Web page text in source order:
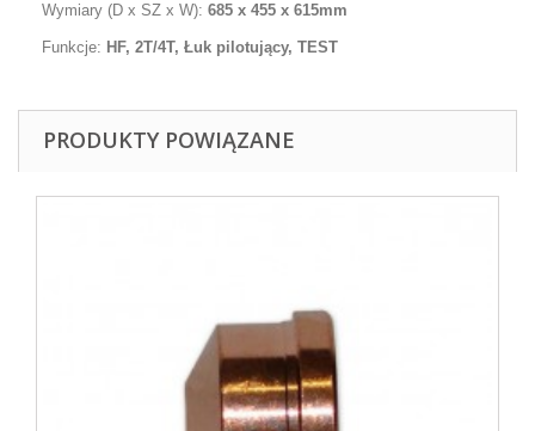
Wymiary (D x SZ x W): 685 x 455 x 615mm
Funkcje: HF, 2T/4T, Łuk pilotujący, TEST
PRODUKTY POWIĄZANE